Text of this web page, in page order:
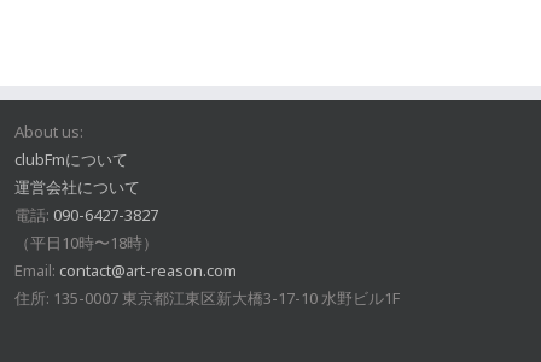
About us:
clubFmについて
運営会社について
電話: 090-6427-3827
（平日10時〜18時）
Email: contact@art-reason.com
住所: 135-0007 東京都江東区新大橋3-17-10 水野ビル1F